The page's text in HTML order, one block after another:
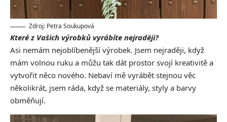
Zdroj: Petra Soukupová
Které z Vašich výrobků vyrábíte nejraději?
Asi nemám nejoblíbenější výrobek. Jsem nejraději, když
mám volnou ruku a můžu tak dát prostor svojí kreativitě a
vytvořit něco nového. Nebaví mě vyrábět stejnou věc
několikrát, jsem ráda, když se materiály, styly a barvy
obměňují.